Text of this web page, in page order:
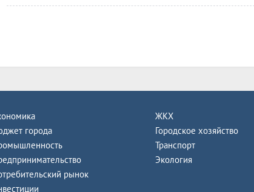
города
рынок
ЖКХ
Городское хозяйство
Транспорт
Экология